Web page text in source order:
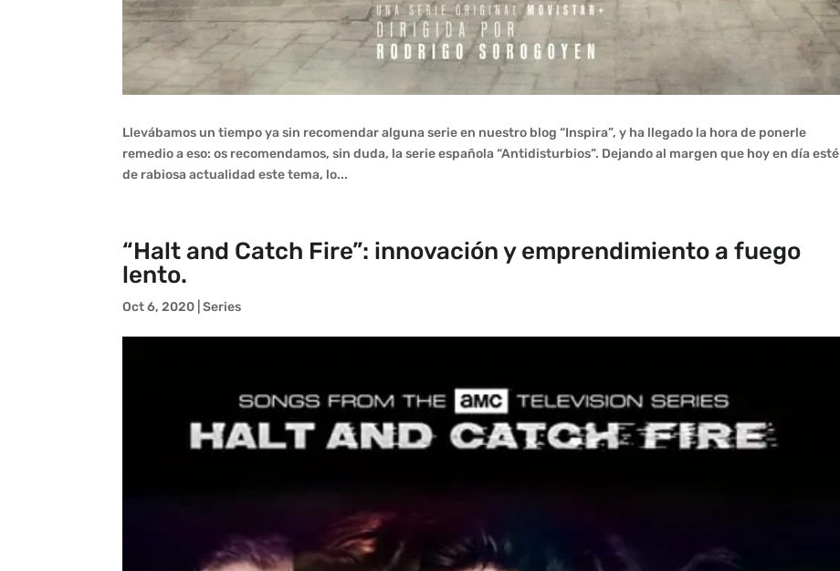
Llevábamos un tiempo ya sin recomendar alguna serie en nuestro blog “Inspira”, y ha llegado la hora de ponerle
remedio a eso: os recomendamos, sin duda, la serie española “Antidisturbios”. Dejando al margen que hoy en día esté
de rabiosa actualidad este tema, lo...
“Halt and Catch Fire”: innovación y emprendimiento a fuego
lento.
Oct 6, 2020 |Series